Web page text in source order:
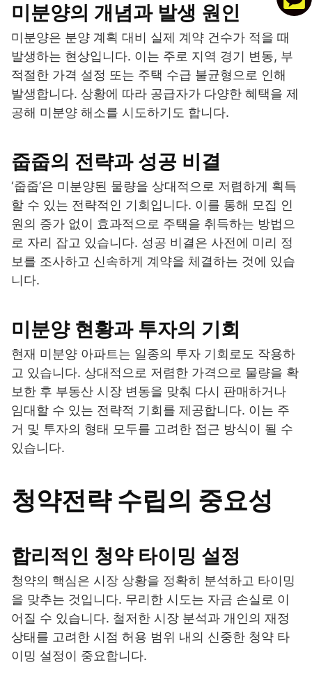
미분양의 개념과 발생 원인
미분양은 분양 계획 대비 실제 계약 건수가 적을 때
발생하는 현상입니다. 이는 주로 지역 경기 변동, 부
적절한 가격 설정 또는 주택 수급 불균형으로 인해
발생합니다. 상황에 따라 공급자가 다양한 혜택을 제
공해 미분양 해소를 시도하기도 합니다.
줍줍의 전략과 성공 비결
‘줍줍’은 미분양된 물량을 상대적으로 저렴하게 획득
할 수 있는 전략적인 기회입니다. 이를 통해 모집 인
원의 증가 없이 효과적으로 주택을 취득하는 방법으
로 자리 잡고 있습니다. 성공 비결은 사전에 미리 정
보를 조사하고 신속하게 계약을 체결하는 것에 있습
니다.
미분양 현황과 투자의 기회
현재 미분양 아파트는 일종의 투자 기회로도 작용하
고 있습니다. 상대적으로 저렴한 가격으로 물량을 확
보한 후 부동산 시장 변동을 맞춰 다시 판매하거나
임대할 수 있는 전략적 기회를 제공합니다. 이는 주
거 및 투자의 형태 모두를 고려한 접근 방식이 될 수
있습니다.
청약전략 수립의 중요성
합리적인 청약 타이밍 설정
청약의 핵심은 시장 상황을 정확히 분석하고 타이밍
을 맞추는 것입니다. 무리한 시도는 자금 손실로 이
어질 수 있습니다. 철저한 시장 분석과 개인의 재정
상태를 고려한 시점 허용 범위 내의 신중한 청약 타
이밍 설정이 중요합니다.